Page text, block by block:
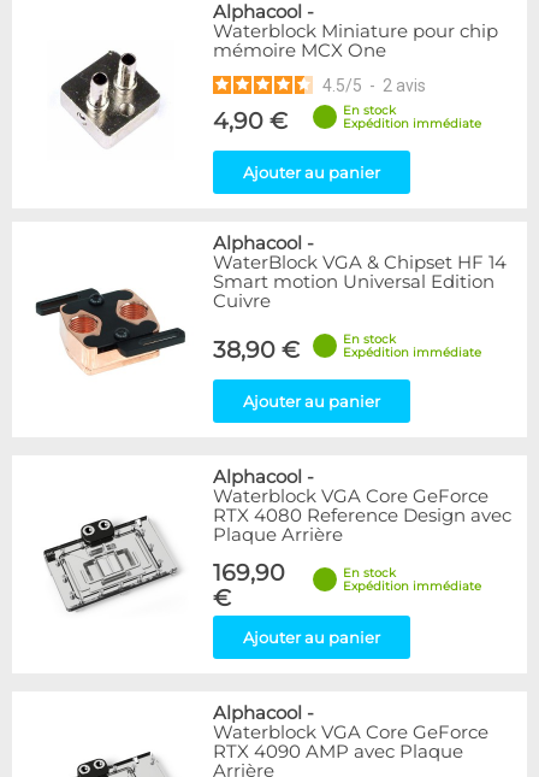
Alphacool -
Waterblock Miniature pour chip
mémoire MCX One
4.5/5 - 2 avis
4,90 €
En stock
Expédition immédiate
Ajouter au panier
Alphacool -
WaterBlock VGA & Chipset HF 14
Smart motion Universal Edition
Cuivre
38,90 €
En stock
Expédition immédiate
Ajouter au panier
Alphacool -
Waterblock VGA Core GeForce
RTX 4080 Reference Design avec
Plaque Arrière
169,90
€
En stock
Expédition immédiate
Ajouter au panier
Alphacool -
Waterblock VGA Core GeForce
RTX 4090 AMP avec Plaque
Arrière